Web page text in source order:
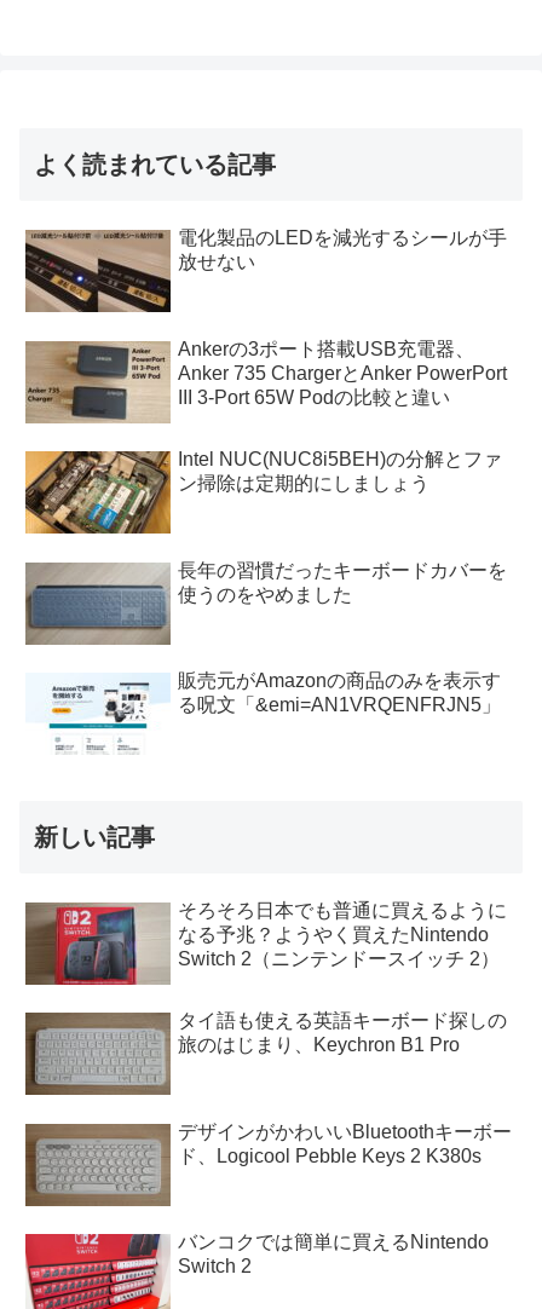
よく読まれている記事
電化製品のLEDを減光するシールが手
放せない
Ankerの3ポート搭載USB充電器、
Anker 735 ChargerとAnker PowerPort
III 3-Port 65W Podの比較と違い
Intel NUC(NUC8i5BEH)の分解とファ
ン掃除は定期的にしましょう
長年の習慣だったキーボードカバーを
使うのをやめました
販売元がAmazonの商品のみを表示す
る呪文「&emi=AN1VRQENFRJN5」
新しい記事
そろそろ日本でも普通に買えるように
なる予兆？ようやく買えたNintendo
Switch 2（ニンテンドースイッチ 2）
タイ語も使える英語キーボード探しの
旅のはじまり、Keychron B1 Pro
デザインがかわいいBluetoothキーボー
ド、Logicool Pebble Keys 2 K380s
バンコクでは簡単に買えるNintendo
Switch 2